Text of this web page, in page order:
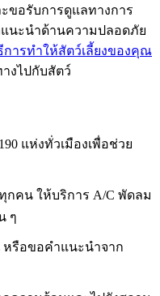
ขอรับการดูแลทางการ
นะนำด้านความปลอดภัย
การทำให้สัตว์เลี้ยงของคุณ
งไปกับสัตว์
แห่งทั่วเมืองเพื่อช่วย
กคน ให้บริการ A/C พัดลม
ๆ
รือขอคำแนะนำจาก